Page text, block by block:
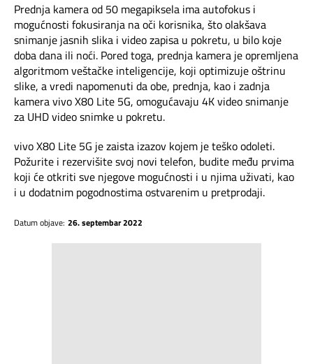
Prednja kamera od 50 megapiksela ima autofokus i
mogućnosti fokusiranja na oči korisnika, što olakšava
snimanje jasnih slika i video zapisa u pokretu, u bilo koje
doba dana ili noći. Pored toga, prednja kamera je opremljena
algoritmom veštačke inteligencije, koji optimizuje oštrinu
slike, a vredi napomenuti da obe, prednja, kao i zadnja
kamera vivo X80 Lite 5G, omogućavaju 4K video snimanje
za UHD video snimke u pokretu.
vivo X80 Lite 5G je zaista izazov kojem je teško odoleti.
Požurite i rezervišite svoj novi telefon, budite među prvima
koji će otkriti sve njegove mogućnosti i u njima uživati, kao
i u dodatnim pogodnostima ostvarenim u pretprodaji.
Datum objave: 26. septembar 2022